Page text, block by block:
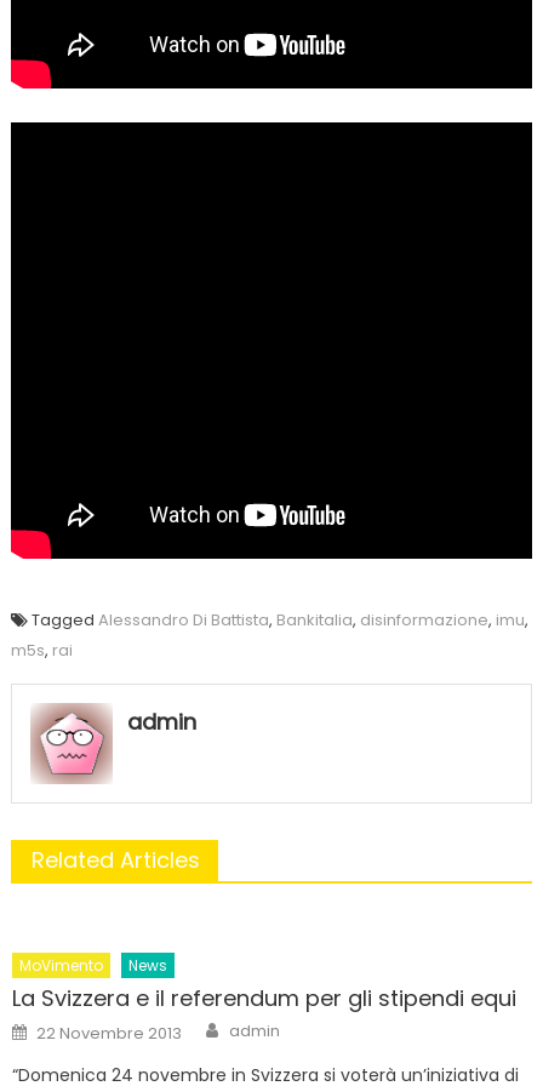
Tagged Alessandro Di Battista, Bankitalia, disinformazione, imu,
m5s, rai
admin
Related Articles
MoVimento News
La Svizzera e il referendum per gli stipendi equi
Posted
on
22 Novembre 2013 Author
admin
“Domenica 24 novembre in Svizzera si voterà un’iniziativa di